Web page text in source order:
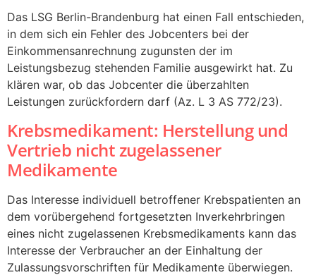
Das LSG Berlin-Brandenburg hat einen Fall entschieden,
in dem sich ein Fehler des Jobcenters bei der
Einkommensanrechnung zugunsten der im
Leistungsbezug stehenden Familie ausgewirkt hat. Zu
klären war, ob das Jobcenter die überzahlten
Leistungen zurückfordern darf (Az. L 3 AS 772/23).
Krebsmedikament: Herstellung und
Vertrieb nicht zugelassener
Medikamente
Das Interesse individuell betroffener Krebspatienten an
dem vorübergehend fortgesetzten Inverkehrbringen
eines nicht zugelassenen Krebsmedikaments kann das
Interesse der Verbraucher an der Einhaltung der
Zulassungsvorschriften für Medikamente überwiegen.